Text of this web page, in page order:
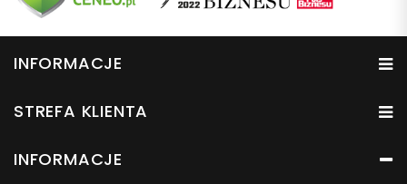
INFORMACJE
STREFA KLIENTA
INFORMACJE